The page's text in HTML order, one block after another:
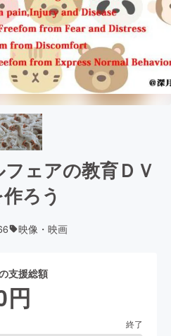
ェアの教育ＤＶ
ろう
映像・映画
支援総額
円
終了